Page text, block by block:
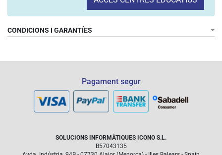
CONDICIONS I GARANTÍES
Pagament segur
SOLUCIONS INFORMÀTIQUES ICONO S.L.
B57043135